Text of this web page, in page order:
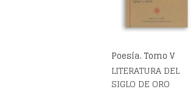
Poesía. Tomo V
LITERATURA DEL
SIGLO DE ORO